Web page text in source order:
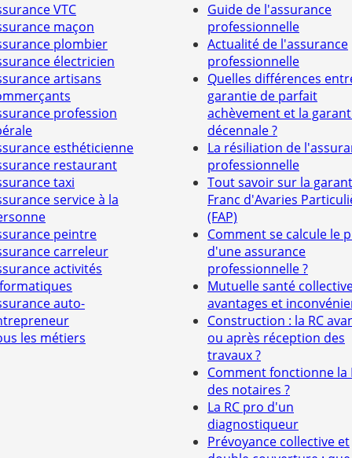
VTC
maçon
plombier
électricien
artisans
profession
esthéticienne
restaurant
taxi
service à la
peintre
carreleur
activités
auto-
les métiers
Guide de l'assurance
professionnelle
Actualité de l'assurance
professionnelle
Quelles différences
garantie de parfait
achèvement et la
décennale ?
La résiliation de
professionnelle
Tout savoir sur la
Franc d'Avaries
(FAP)
Comment se calcule le
d'une assurance
professionnelle ?
Mutuelle santé
avantages et
Construction : la RC
ou après réception des
travaux ?
Comment fonctionne la
des notaires ?
La RC pro d'un
diagnostiqueur
Prévoyance collective et